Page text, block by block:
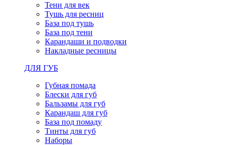
Тени для век
Тушь для ресниц
База под тушь
База под тени
Карандаши и подводки
Накладные ресницы
ДЛЯ ГУБ
Губная помада
Блески для губ
Бальзамы для губ
Карандаш для губ
База под помаду
Тинты для губ
Наборы